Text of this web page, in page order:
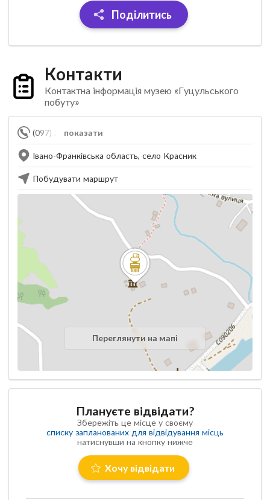
Поділитись
Контакти
Контактна інформація музею «Гуцульського
побуту»
показати
(097) 243-23-13
Івано-Франківська область, село Красник
Побудувати маршрут
Переглянути на мапі
Плануєте відвідати?
Збережіть це місце у своєму
списку запланованих для відвідування місць
натиснувши на кнопку нижче
Хочу відвідати